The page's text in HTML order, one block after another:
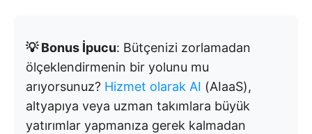
💡 Bonus İpucu: Bütçenizi zorlamadan
ölçeklendirmenin bir yolunu mu
arıyorsunuz? Hizmet olarak AI (AIaaS),
altyapıya veya uzman takımlara büyük
yatırımlar yapmanıza gerek kalmadan